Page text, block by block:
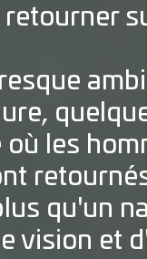
où les
qu'un
vision et